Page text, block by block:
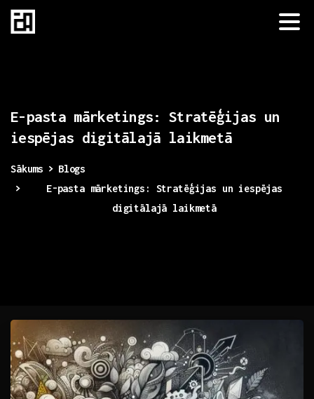
E-pasta mārketings: Stratēģijas un
iespējas digitālajā laikmetā
Sākums
Blogs
E-pasta mārketings: Stratēģijas un iespējas
digitālajā laikmetā